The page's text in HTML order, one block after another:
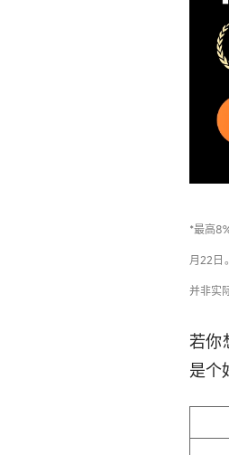
*最高
月22日
并非实
若你
是个